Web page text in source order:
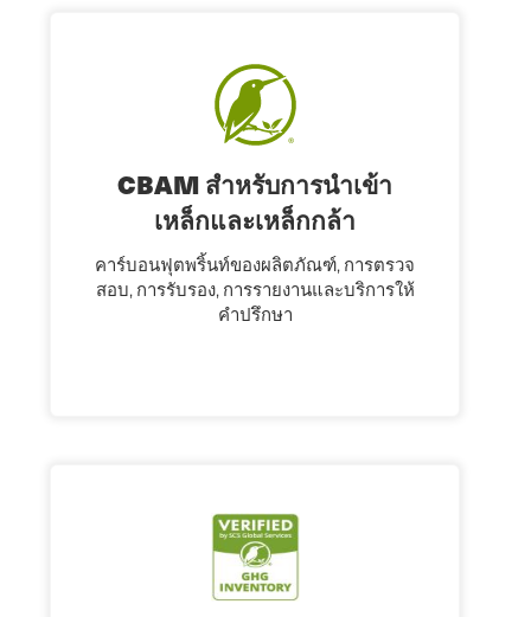
CBAM สําหรับการนําเข้า
เหล็กและเหล็กกล้า
คาร์บอนฟุตพริ้นท์ของผลิตภัณฑ์, การตรวจ
สอบ, การรับรอง, การรายงานและบริการให้
คําปรึกษา